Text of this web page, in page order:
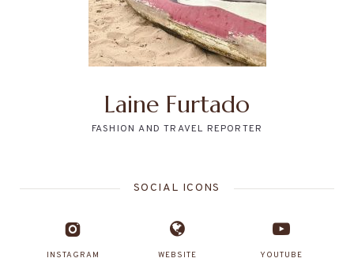
Laine Furtado
FASHION AND TRAVEL REPORTER
SOCIAL ICONS
INSTAGRAM WEBSITE YOUTUBE